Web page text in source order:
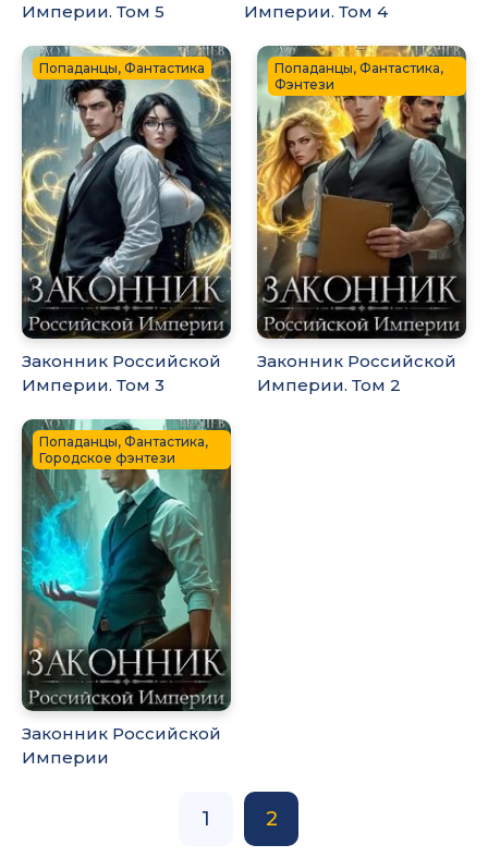
Империи. Том 5
Империи. Том 4
Попаданцы, Фантастика
Законник Российской
Империи. Том 3
Попаданцы, Фантастика,
Фэнтези
Законник Российской
Империи. Том 2
Попаданцы, Фантастика,
Городское фэнтези
Законник Российской
Империи
1 2